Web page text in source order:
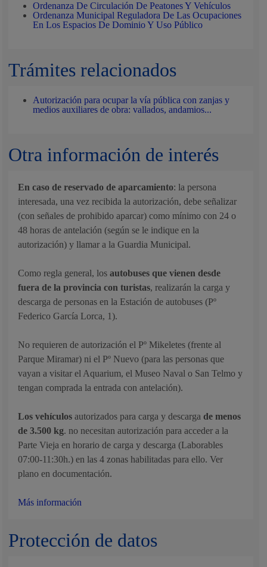
Ordenanza De Circulación De Peatones Y Vehículos
Ordenanza Municipal Reguladora De Las Ocupaciones
En Los Espacios De Dominio Y Uso Público
Trámites relacionados
Autorización para ocupar la vía pública con zanjas y
medios auxiliares de obra: vallados, andamios...
Otra información de interés
En caso de reservado de aparcamiento: la persona
interesada, una vez recibida la autorización, debe señalizar
(con señales de prohibido aparcar) como mínimo con 24 o
48 horas de antelación (según se le indique en la
autorización) y llamar a la Guardia Municipal.
Como regla general, los autobuses que vienen desde
fuera de la provincia con turistas, realizarán la carga y
descarga de personas en la Estación de autobuses (Pº
Federico García Lorca, 1).
No requieren de autorización el Pº Mikeletes (frente al
Parque Miramar) ni el Pº Nuevo (para las personas que
vayan a visitar el Aquarium, el Museo Naval o San Telmo y
tengan comprada la entrada con antelación).
Los vehículosautorizados para carga y descargade menos
de 3.500 kg. no necesitan autorización para acceder a la
Parte Vieja en horario de carga y descarga (Laborables
07:00-11:30h.) en las 4 zonas habilitadas para ello. Ver
plano en documentación.
Más información
Protección de datos